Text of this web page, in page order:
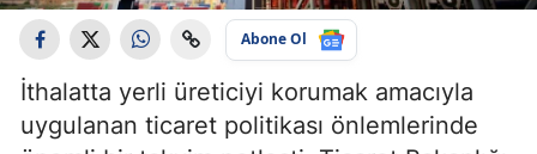
Abone Ol
İthalatta yerli üreticiyi korumak amacıyla
uygulanan ticaret politikası önlemlerinde